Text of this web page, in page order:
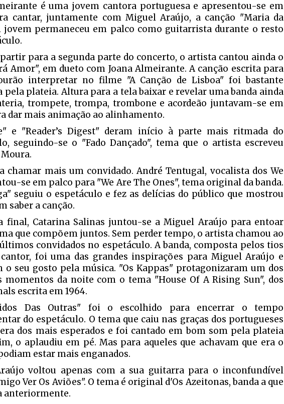
é uma jovem cantora portuguesa e apresentou-se em
cantar, juntamente com Miguel Araújo, a canção "Maria da
jovem permaneceu em palco como guitarrista durante o resto
para a segunda parte do concerto, o artista cantou ainda o
Amor", em dueto com Joana Almeirante. A canção escrita para
interpretar no filme "A Canção de Lisboa" foi bastante
pela plateia. Altura para a tela baixar e revelar uma banda ainda
trompete, trompa, trombone e acordeão juntavam-se em
dar mais animação ao alinhamento.
e "Reader’s Digest" deram início à parte mais ritmada do
seguindo-se o "Fado Dançado", tema que o artista escreveu
chamar mais um convidado. André Tentugal, vocalista dos We
se em palco para "We Are The Ones", tema original da banda.
seguiu o espetáculo e fez as delícias do público que mostrou
saber a canção.
final, Catarina Salinas juntou-se a Miguel Araújo para entoar
que compõem juntos. Sem perder tempo, o artista chamou ao
convidados no espetáculo. A banda, composta pelos tios
foi uma das grandes inspirações para Miguel Araújo e
o seu gosto pela música. "Os Kappas" protagonizaram um dos
momentos da noite com o tema "House Of A Rising Sun", dos
escrita em 1964.
Das Outras" foi o escolhido para encerrar o tempo
do espetáculo. O tema que caiu nas graças dos portugueses
dos mais esperados e foi cantado em bom som pela plateia
o aplaudiu em pé. Mas para aqueles que achavam que era o
estar mais enganados.
voltou apenas com a sua guitarra para o inconfundível
Ver Os Aviões". O tema é original d'Os Azeitonas, banda a que
anteriormente.